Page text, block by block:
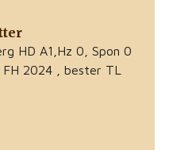
HD A1,Hz 0, Spon 0
FH 2024 , bester TL